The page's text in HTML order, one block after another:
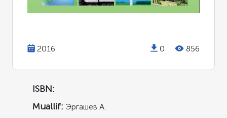
2016 0 856
ISBN:
Muallif: Эргашев A.